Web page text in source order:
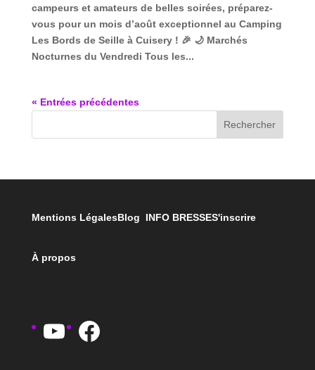
campeurs et amateurs de belles soirées, préparez-
vous pour un mois d’août exceptionnel au Camping
Les Bords de Seille à Cuisery ! 🎉 🌙 Marchés
Nocturnes du Vendredi Tous les...
« Entrées précédentes
Rechercher
Mentions LégalesBlog INFO BRESSES'inscrire
À propos
YouTube
Facebook